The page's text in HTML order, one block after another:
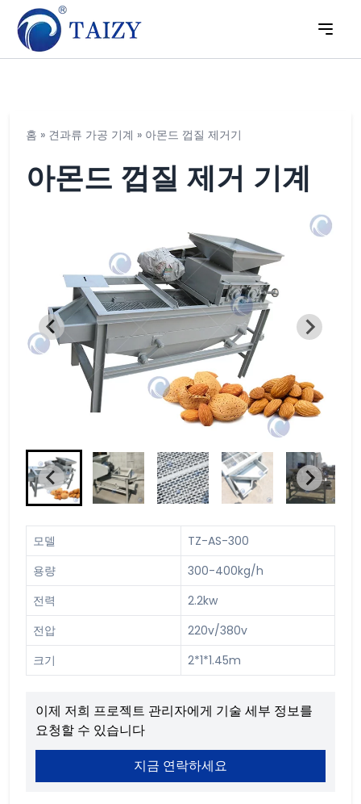
홈 » 견과류 가공 기계 » 아몬드 껍질 제거기
아몬드 껍질 제거 기계
모델
TZ-AS-300
용량
300-400kg/h
전력
2.2kw
전압
220v/380v
크기
2*1*1.45m
이제 저희 프로젝트 관리자에게 기술 세부 정보를
요청할 수 있습니다
지금 연락하세요